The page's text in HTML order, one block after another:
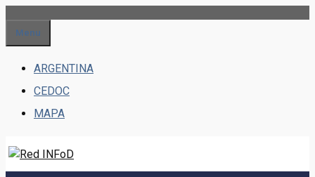
contenido
Menu
ARGENTINA
CEDOC
MAPA